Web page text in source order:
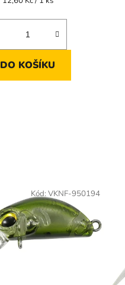
DO KOŠÍKU
Kód: VKNF-950194